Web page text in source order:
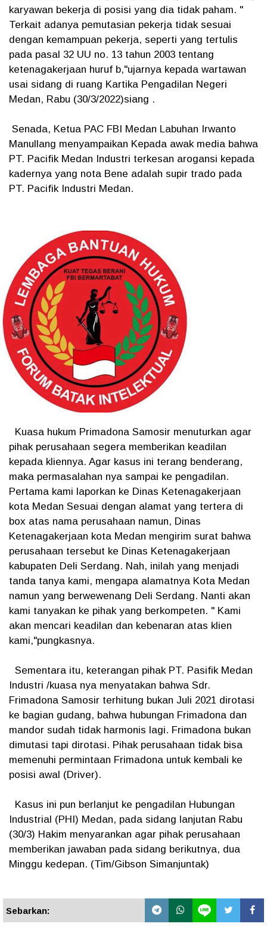
karyawan bekerja di posisi yang dia tidak paham. "
Terkait adanya pemutasian pekerja tidak sesuai
dengan kemampuan pekerja, seperti yang tertulis
pada pasal 32 UU no. 13 tahun 2003 tentang
ketenagakerjaan huruf b,"ujarnya kepada wartawan
usai sidang di ruang Kartika Pengadilan Negeri
Medan, Rabu (30/3/2022)siang .
Senada, Ketua PAC FBI Medan Labuhan Irwanto
Manullang menyampaikan Kepada awak media bahwa
PT. Pacifik Medan Industri terkesan arogansi kepada
kadernya yang nota Bene adalah supir trado pada
PT. Pacifik Industri Medan.
Kuasa hukum Primadona Samosir menuturkan agar
pihak perusahaan segera memberikan keadilan
kepada kliennya. Agar kasus ini terang benderang,
maka permasalahan nya sampai ke pengadilan.
Pertama kami laporkan ke Dinas Ketenagakerjaan
kota Medan Sesuai dengan alamat yang tertera di
box atas nama perusahaan namun, Dinas
Ketenagakerjaan kota Medan mengirim surat bahwa
perusahaan tersebut ke Dinas Ketenagakerjaan
kabupaten Deli Serdang. Nah, inilah yang menjadi
tanda tanya kami, mengapa alamatnya Kota Medan
namun yang berwewenang Deli Serdang. Nanti akan
kami tanyakan ke pihak yang berkompeten. " Kami
akan mencari keadilan dan kebenaran atas klien
kami,"pungkasnya.
Sementara itu, keterangan pihak PT. Pasifik Medan
Industri /kuasa nya menyatakan bahwa Sdr.
Frimadona Samosir terhitung bukan Juli 2021 dirotasi
ke bagian gudang, bahwa hubungan Frimadona dan
mandor sudah tidak harmonis lagi. Frimadona bukan
dimutasi tapi dirotasi. Pihak perusahaan tidak bisa
memenuhi permintaan Frimadona untuk kembali ke
posisi awal (Driver).
Kasus ini pun berlanjut ke pengadilan Hubungan
Industrial (PHI) Medan, pada sidang lanjutan Rabu
(30/3) Hakim menyarankan agar pihak perusahaan
memberikan jawaban pada sidang berikutnya, dua
Minggu kedepan. (Tim/Gibson Simanjuntak)
Sebarkan: